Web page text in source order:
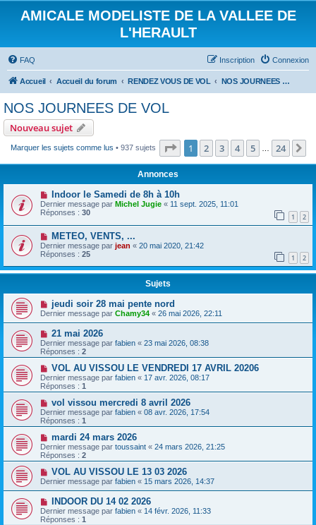
AMICALE MODELISTE DE LA VALLEE DE
L'HERAULT
FAQ Connexion
Inscription
Accueil Accueil du forum RENDEZ VOUS DE VOL NOS JOURNEES DE VOL
NOS JOURNEES DE VOL
Nouveau sujet
Marquer les sujets comme lus • 937 sujets Page 1sur24
1 2 3 4 5 24
Annonces
Indoor le Samedi de 8h à 10h
Dernier message par Michel Jugie « 11 sept. 2025, 11:01
Réponses : 30 1 2
METEO, VENTS, ...
Dernier message par jean « 20 mai 2020, 21:42
Réponses : 25 1 2
Sujets
jeudi soir 28 mai pente nord
Dernier message par Chamy34 « 26 mai 2026, 22:11
21 mai 2026
Dernier message par fabien « 23 mai 2026, 08:38
Réponses : 2
VOL AU VISSOU LE VENDREDI 17 AVRIL 20206
Dernier message par fabien « 17 avr. 2026, 08:17
Réponses : 1
vol vissou mercredi 8 avril 2026
Dernier message par fabien « 08 avr. 2026, 17:54
Réponses : 1
mardi 24 mars 2026
Dernier message par toussaint « 24 mars 2026, 21:25
Réponses : 2
VOL AU VISSOU LE 13 03 2026
Dernier message par fabien « 15 mars 2026, 14:37
INDOOR DU 14 02 2026
Dernier message par fabien « 14 févr. 2026, 11:33
Réponses : 1